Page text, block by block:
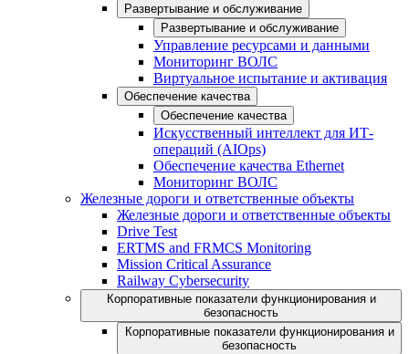
Развертывание и обслуживание
Развертывание и обслуживание
Управление ресурсами и данными
Мониторинг ВОЛС
Виртуальное испытание и активация
Обеспечение качества
Обеспечение качества
Искусственный интеллект для ИТ-
операций (AIOps)
Обеспечение качества Ethernet
Мониторинг ВОЛС
Железные дороги и ответственные объекты
Железные дороги и ответственные объекты
Drive Test
ERTMS and FRMCS Monitoring
Mission Critical Assurance
Railway Cybersecurity
Корпоративные показатели функционирования и
безопасность
Корпоративные показатели функционирования и
безопасность